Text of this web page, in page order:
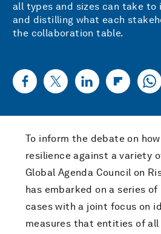
all types and sizes can take to
and distilling what each
the collaboration table.
To inform the debate on
resilience against a variety
Global Agenda Council on
has embarked on a series
cases with a joint focus on
measures that entities of